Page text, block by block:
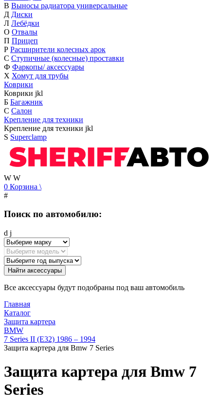
В Выносы радиатора универсальные
Д Диски
Л Лебёдки
О Отвалы
П Прицеп
Р Расширители колесных арок
С Ступичные (колесные) проставки
Ф Фаркопы/ аксессуары
Х Хомут для трубы
Коврики
Коврики jkl
Б Багажник
С Салон
Крепление для техники
Крепление для техники jkl
S Superclamp
W W
0 Корзина \
#
Поиск по автомобилю:
d j
Найти аксессуары
Все аксессуары будут подобраны под ваш автомобиль
Главная
Каталог
Защита картера
BMW
7 Series II (E32) 1986 – 1994
Защита картера для Bmw 7 Series
Защита картера для Bmw 7
Series